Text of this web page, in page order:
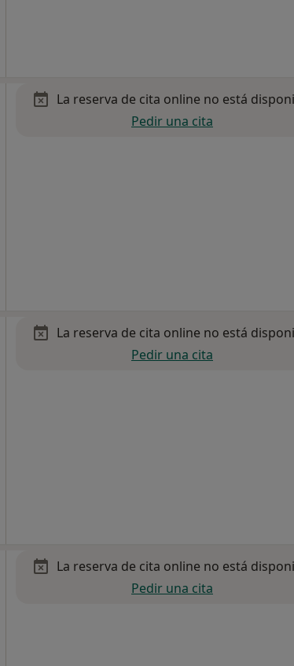
La reserva de cita online no está
Pedir una cita
La reserva de cita online no está
Pedir una cita
La reserva de cita online no está
Pedir una cita